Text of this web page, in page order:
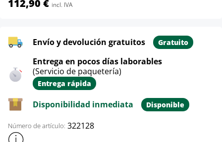
112,90 € incl. IVA
Envío y devolución gratuitos Gratuito
Entrega en pocos días laborables
(Servicio de paquetería)
Entrega rápida
Disponibilidad inmediata Disponible
Número de artículo: 322128
Mostrar más información sobre el producto